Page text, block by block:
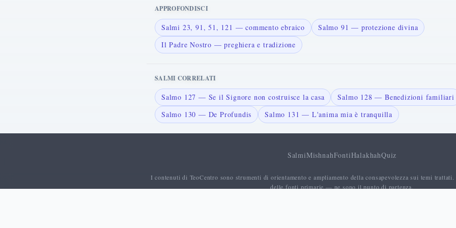
APPROFONDISCI
Salmi 23, 91, 51, 121 — commento ebraico
Salmo 91 — protezione divina
Il Padre Nostro — preghiera e tradizione
SALMI CORRELATI
Salmo 127 — Se il Signore non costruisce la casa
Salmo 128 — Benedizioni familiari
Salmo 130 — De Profundis
Salmo 131 — L'anima mia è tranquilla
SalmiMishnahFontiHalakhahQuiz
I contenuti di TeoCentro sono strumenti di orientamento e ampliamento della consapevolezza sui temi
delle fonti primarie — ne sono il punto di partenza.